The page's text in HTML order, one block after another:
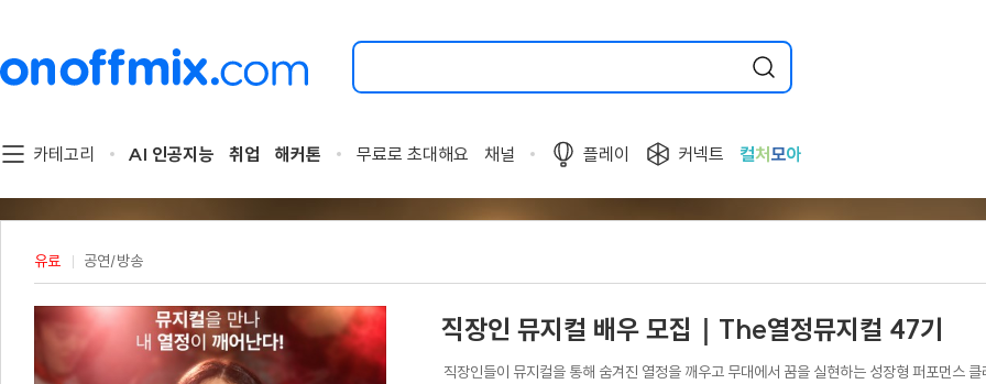
검
할
트
를
해
요.
카테고리 AI 인공지능 취업 해커톤 무료로 초대해요 채널 플레이 커넥트 컬처 모아
유료 공연/방송
직장인 뮤지컬 배우 모집｜The열정뮤지컬 47기
직장인들이 뮤지컬을 통해 숨겨진 열정을 깨우고 무대에서 꿈을 실현하는 성장형 퍼포먼스